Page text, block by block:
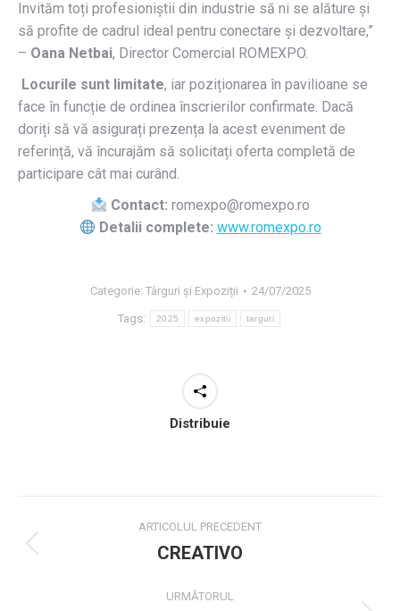
Invităm toți profesioniștii din industrie să ni se alăture și
să profite de cadrul ideal pentru conectare și dezvoltare,”
– Oana Netbai, Director Comercial ROMEXPO.
Locurile sunt limitate, iar poziționarea în pavilioane se
face în funcție de ordinea înscrierilor confirmate. Dacă
doriți să vă asigurați prezența la acest eveniment de
referință, vă încurajăm să solicitați oferta completă de
participare cât mai curând.
Contact: romexpo@romexpo.ro
Detalii complete: www.romexpo.ro
Categorie: Târguri și Expoziții 24/07/2025
Tags: 2025 expozitii targuri
Distribuie
Navigație
post
ARTICOLUL PRECEDENT
Mesaj
CREATIVO
URMĂTORUL